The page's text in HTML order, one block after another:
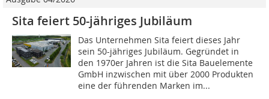
Sita feiert 50-jähriges Jubiläum
Das Unternehmen Sita feiert dieses Jahr
sein 50-jähriges Jubiläum. Gegründet in
den 1970er Jahren ist die Sita Bauelemente
GmbH inzwischen mit über 2000 Produkten
eine der führenden Marken im...